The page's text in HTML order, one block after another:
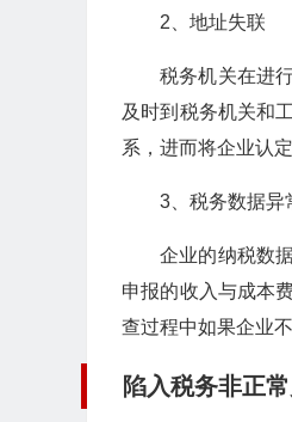
2、地址失联
税务机关在进
及时到税务机关和
系，进而将企业认
3、税务数据异
企业的纳税数
申报的收入与成本
查过程中如果企业
陷入税务非正